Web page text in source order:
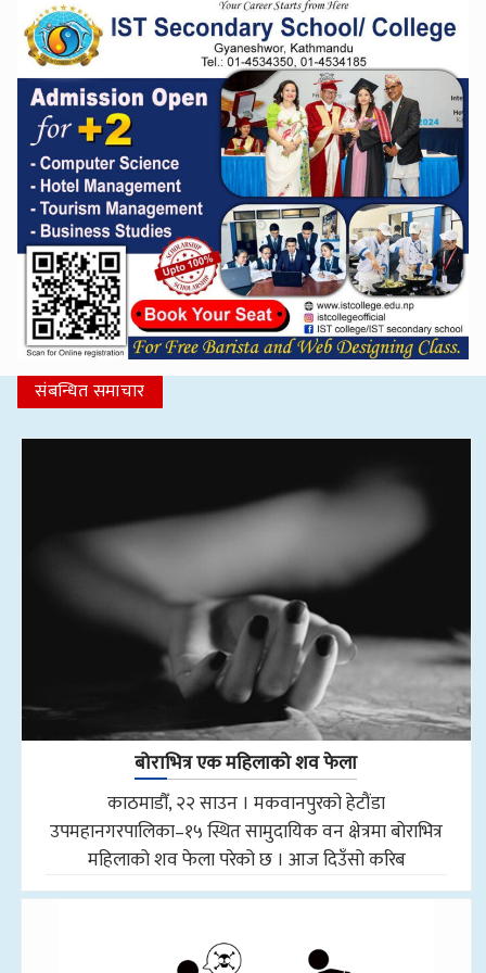
संबन्धित समाचार
बोराभित्र एक महिलाको शव फेला
काठमाडौँ, २२ साउन । मकवानपुरको हेटौंडा
उपमहानगरपालिका–१५ स्थित सामुदायिक वन क्षेत्रमा बोराभित्र
महिलाको शव फेला परेको छ । आज दिउँसो करिब